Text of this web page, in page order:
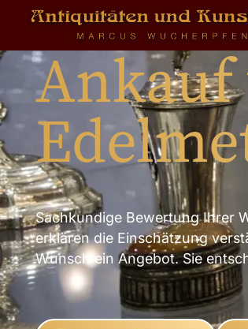
Ankauf
Sachkundige Bewertung Ihrer
erklären die Einschätzung
Wunsch ein Angebot. Sie